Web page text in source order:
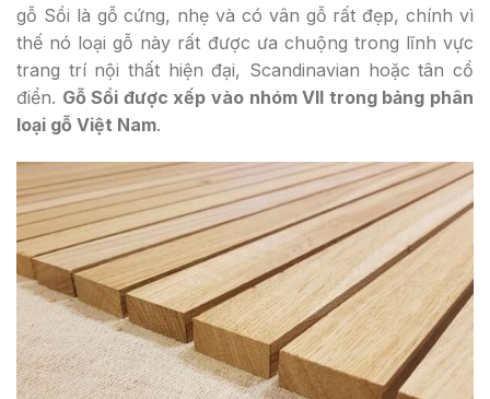
gỗ Sồi là gỗ cứng, nhẹ và có vân gỗ rất đẹp, chính vì
thế nó loại gỗ này rất được ưa chuộng trong lĩnh vực
trang trí nội thất hiện đại, Scandinavian hoặc tân cổ
điển. Gỗ Sồi được xếp vào nhóm VII trong bảng phân
loại gỗ Việt Nam.